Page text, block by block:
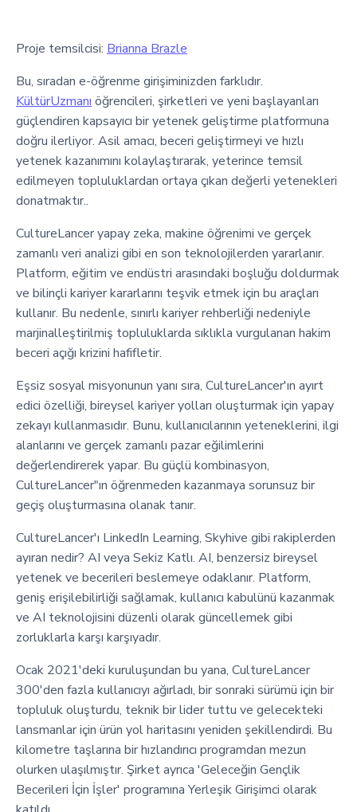
Proje temsilcisi: Brianna Brazle
Bu, sıradan e-öğrenme girişiminizden farklıdır.
KültürUzmanı öğrencileri, şirketleri ve yeni başlayanları
güçlendiren kapsayıcı bir yetenek geliştirme platformuna
doğru ilerliyor. Asil amacı, beceri geliştirmeyi ve hızlı
yetenek kazanımını kolaylaştırarak, yeterince temsil
edilmeyen topluluklardan ortaya çıkan değerli yetenekleri
donatmaktır..
CultureLancer yapay zeka, makine öğrenimi ve gerçek
zamanlı veri analizi gibi en son teknolojilerden yararlanır.
Platform, eğitim ve endüstri arasındaki boşluğu doldurmak
ve bilinçli kariyer kararlarını teşvik etmek için bu araçları
kullanır. Bu nedenle, sınırlı kariyer rehberliği nedeniyle
marjinalleştirilmiş topluluklarda sıklıkla vurgulanan hakim
beceri açığı krizini hafifletir.
Eşsiz sosyal misyonunun yanı sıra, CultureLancer'ın ayırt
edici özelliği, bireysel kariyer yolları oluşturmak için yapay
zekayı kullanmasıdır. Bunu, kullanıcılarının yeteneklerini, ilgi
alanlarını ve gerçek zamanlı pazar eğilimlerini
değerlendirerek yapar. Bu güçlü kombinasyon,
CultureLancer"ın öğrenmeden kazanmaya sorunsuz bir
geçiş oluşturmasına olanak tanır.
CultureLancer'ı LinkedIn Learning, Skyhive gibi rakiplerden
ayıran nedir? AI veya Sekiz Katlı. AI, benzersiz bireysel
yetenek ve becerileri beslemeye odaklanır. Platform,
geniş erişilebilirliği sağlamak, kullanıcı kabulünü kazanmak
ve AI teknolojisini düzenli olarak güncellemek gibi
zorluklarla karşı karşıyadır.
Ocak 2021'deki kuruluşundan bu yana, CultureLancer
300'den fazla kullanıcıyı ağırladı, bir sonraki sürümü için bir
topluluk oluşturdu, teknik bir lider tuttu ve gelecekteki
lansmanlar için ürün yol haritasını yeniden şekillendirdi. Bu
kilometre taşlarına bir hızlandırıcı programdan mezun
olurken ulaşılmıştır. Şirket ayrıca 'Geleceğin Gençlik
Becerileri İçin İşler' programına Yerleşik Girişimci olarak